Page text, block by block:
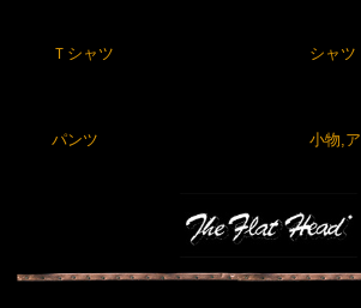
Ｔシャツ シャツ
パンツ 小物,